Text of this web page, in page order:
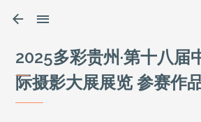
2025多彩贵州·第十八届
际摄影大展展览 参赛作